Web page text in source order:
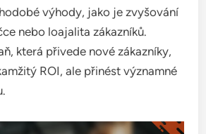
výhody, jako je zvyšování
nebo loajalita zákazníků.
která přivede nové zákazníky,
ROI, ale přinést významné